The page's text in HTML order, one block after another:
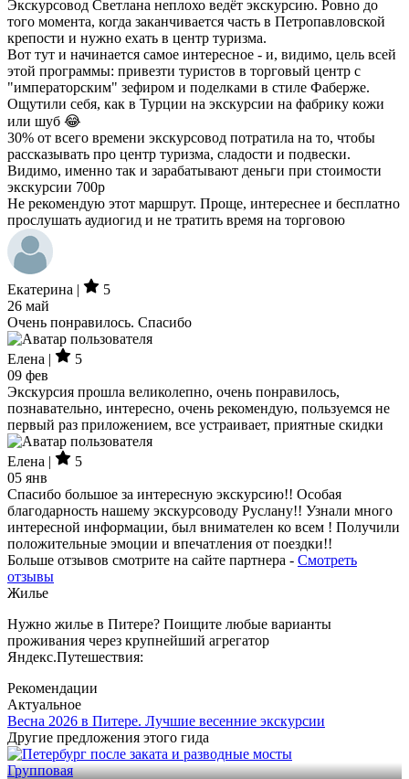
Экскурсовод Светлана неплохо ведёт экскурсию. Ровно до
того момента, когда заканчивается часть в Петропавловской
крепости и нужно ехать в центр туризма.
Вот тут и начинается самое интересное - и, видимо, цель всей
этой программы: привезти туристов в торговый центр с
"императорским" зефиром и поделками в стиле Фаберже.
Ощутили себя, как в Турции на экскурсии на фабрику кожи
или шуб 😂
30% от всего времени экскурсовод потратила на то, чтобы
рассказывать про центр туризма, сладости и подвески.
Видимо, именно так и зарабатывают деньги при стоимости
экскурсии 700р
Не рекомендую этот маршрут. Проще, интереснее и бесплатно
прослушать аудиогид и не тратить время на торговою
Екатерина |
5
26 май
Очень понравилось. Спасибо
Елена |
5
09 фев
Экскурсия прошла великолепно, очень понравилось,
познавательно, интересно, очень рекомендую, пользуемся не
первый раз приложением, все устраивает, приятные скидки
Елена |
5
05 янв
Спасибо большое за интересную экскурсию!! Особая
благодарность нашему экскурсоводу Руслану!! Узнали много
интересной информации, был внимателен ко всем ! Получили
положительные эмоции и впечатления от поездки!!
Больше отзывов смотрите на сайте партнера - Смотреть
отзывы
Жилье
Нужно жилье в Питере? Поищите любые варианты
проживания через крупнейший агрегатор
Яндекс.Путешествия:
Рекомендации
Актуальное
Весна 2026 в Питере. Лучшие весенние экскурсии
Другие предложения этого гида
Групповая